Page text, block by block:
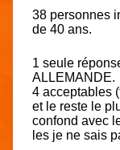
38 personnes
de 40 ans.
1 seule
ALLEMANDE.
4 acceptables
et le reste le
confond avec
les je ne sais